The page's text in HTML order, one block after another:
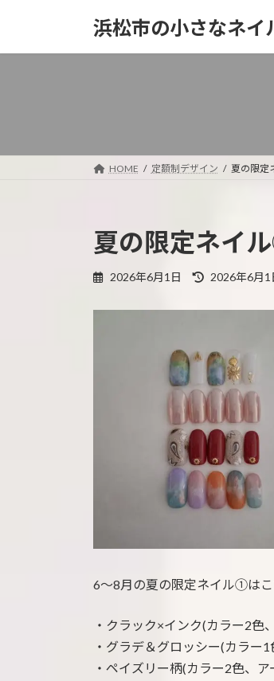
浜松市の小さなネイ
HOME 定額制デザイン 夏の限定
夏の限定ネイ
2026年6月1日
最
時
:
2026年6月1
6～8月の夏の限定ネイル①はこ
・クラック×インク(カラー2色
・グラデ＆グロッシー(カラー1
・ペイズリー柄(カラー2色、